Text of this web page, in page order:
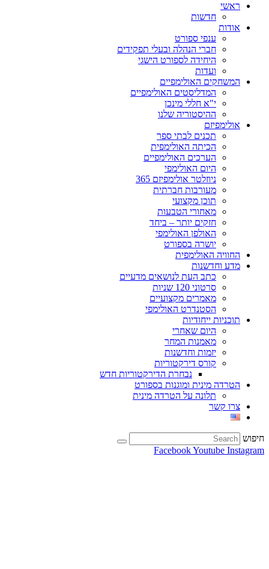
ראשי
חדשות
אודות
ענפי ספורט
חברי הנהלה ובעלי תפקידים
היחידה לספורט הישגי
ועדות
המשחקים האולימפיים
המדליסטים האולימפיים
י"א חללי מינכן
ההיסטוריה שלנו
אולימפיזם
תכנים לבתי ספר
הכיתה האולימפית
הערכים האולימפיים
היום האולימפי
ניוזלטר אולימפיזם 365
מעורבות חברתית
תוכן מקצועי
מאחורי הטבעות
חזקים יותר – ביחד
האולפן האולימפי
יושרה בספורט
החוויה האולימפית
מדע וחדשנות
כתב העת לנושאים מדעיים
סרטוני 120 שניות
מאמרים מקצועיים
הסטנדרט האולימפי
תוכניות ייחודיות
היום שאחרי
מאמנות המחר
יזמות וחדשנות
קורס דירקטוריות
נבחרת הדירקטוריות חדש
הטרדה מינית ומוגנות בספורט
תלונה על הטרדה מינית
צרו קשר
חיפוש
FacebookYoutube Instagram